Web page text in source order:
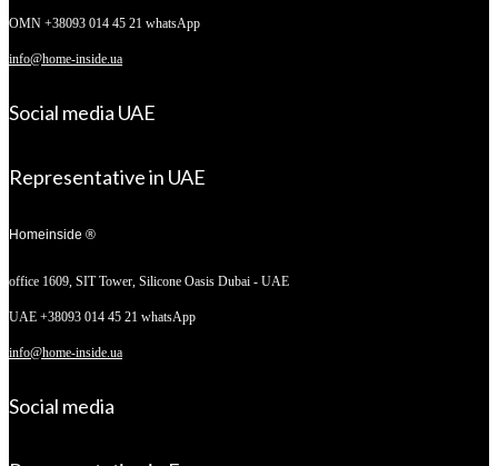
OMN +38093 014 45 21 whatsApp
info@home-inside.ua
Social media UAE
Representative in UAE
Homeinside ®
office 1609, SIT Tower, Silicone Oasis Dubai - UAE
UAE +38093 014 45 21 whatsApp
info@home-inside.ua
Social media